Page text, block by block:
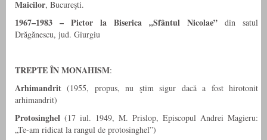
Maicilor, Bucureşti.
1967–1983 – Pictor la Biserica „Sfântul Nicolae” din satul
Drăgănescu, jud. Giurgiu
TREPTE ÎN MONAHISM:
Arhimandrit (1955, propus, nu ştim sigur dacă a fost hirotonit
arhimandrit)
Protosinghel (17 iul. 1949, M. Prislop, Episcopul Andrei Magieru:
„Te-am ridicat la rangul de protosinghel”)